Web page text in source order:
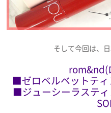
そして今回は、
rom&nd(
■ゼロベルベットティ
■ジューシーラスティ